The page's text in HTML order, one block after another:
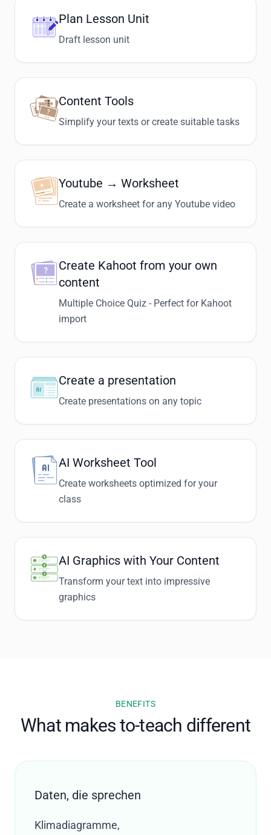
Plan Lesson Unit
Draft lesson unit
Content Tools
Simplify your texts or create suitable tasks
Youtube → Worksheet
Create a worksheet for any Youtube video
Create Kahoot from your own
content
Multiple Choice Quiz - Perfect for Kahoot
import
Create a presentation
Create presentations on any topic
AI Worksheet Tool
Create worksheets optimized for your
class
AI Graphics with Your Content
Transform your text into impressive
graphics
BENEFITS
What makes to-teach different
Daten, die sprechen
Klimadiagramme,